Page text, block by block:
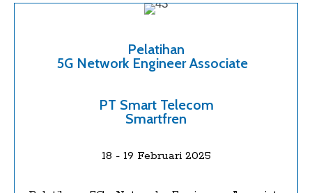
Pelatihan
5G Network Engineer Associate
PT Smart Telecom
Smartfren
18 - 19 Februari 2025